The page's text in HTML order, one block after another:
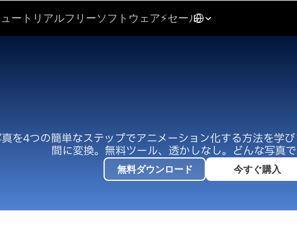
ートリアルフリーソフトウェア⚡セール Japanese
真をアニメーショ
バイステップガイド
を4つの簡単なステップでアニメーション化する方法を学
間に変換。無料ツール、透かしなし。どんな写真で
無料ダウンロード 今すぐ購入